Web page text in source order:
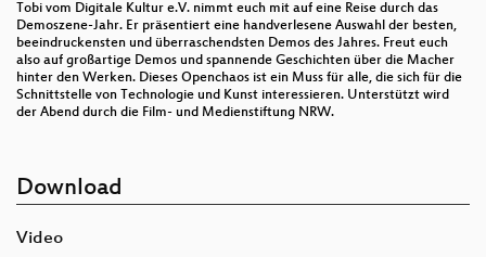
Tobi vom Digitale Kultur e.V. nimmt euch mit auf eine Reise durch das
Demoszene-Jahr. Er präsentiert eine handverlesene Auswahl der besten,
beeindruckensten und überraschendsten Demos des Jahres. Freut euch
also auf großartige Demos und spannende Geschichten über die Macher
hinter den Werken. Dieses Openchaos ist ein Muss für alle, die sich für die
Schnittstelle von Technologie und Kunst interessieren. Unterstützt wird
der Abend durch die Film- und Medienstiftung NRW.
Download
Video